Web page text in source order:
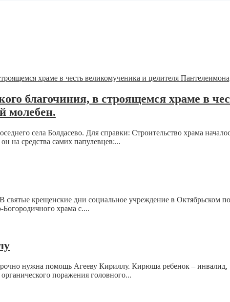
благочиния, в строящемся храме в
молебен.
села Болдасево. Для справки: Строительство храма
на средства самих папулевцев:...
крещенские дни социальное учреждение в Октябрьском
храма с....
нужна помощь Агееву Кириллу. Кирюша ребенок – инвалид,
поражения головного...